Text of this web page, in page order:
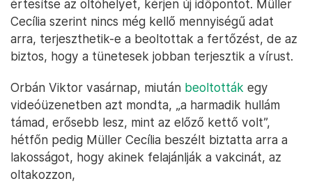
értesítse az oltóhelyet, kérjen új időpontot. Müller
Cecília szerint nincs még kellő mennyiségű adat
arra, terjeszthetik-e a beoltottak a fertőzést, de az
biztos, hogy a tünetesek jobban terjesztik a vírust.
Orbán Viktor vasárnap, miután beoltották egy
videóüzenetben azt mondta, „a harmadik hullám
támad, erősebb lesz, mint az előző kettő volt”,
hétfőn pedig Müller Cecília beszélt biztatta arra a
lakosságot, hogy akinek felajánlják a vakcinát, az
oltakozzon,